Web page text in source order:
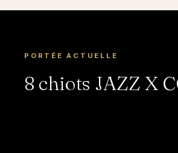
PORTÉE ACTUELLE
8 chiots JAZZ X